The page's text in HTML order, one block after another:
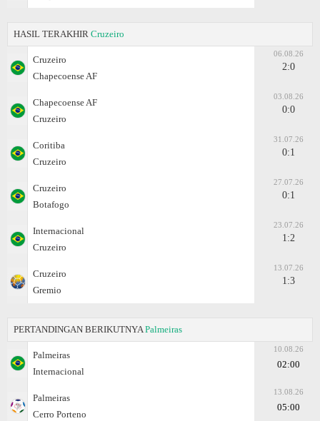
HASIL TERAKHIR Cruzeiro
Cruzeiro
Chapecoense AF
06.08.26
2:0
Chapecoense AF
Cruzeiro
03.08.26
0:0
Coritiba
Cruzeiro
31.07.26
0:1
Cruzeiro
Botafogo
27.07.26
0:1
Internacional
Cruzeiro
23.07.26
1:2
Cruzeiro
Gremio
13.07.26
1:3
PERTANDINGAN BERIKUTNYA Palmeiras
Palmeiras
Internacional
10.08.26
02:00
Palmeiras
Cerro Porteno
13.08.26
05:00